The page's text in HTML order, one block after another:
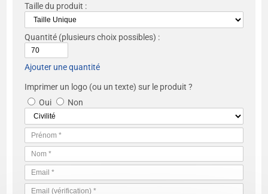
Taille du produit :
Quantité (plusieurs choix possibles) :
Ajouter une quantité
Imprimer un logo (ou un texte) sur le produit ?
Oui
Non